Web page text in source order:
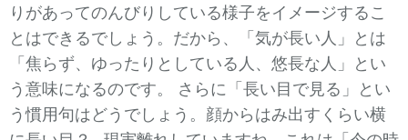
りがあってのんびりしている様子をイメージするこ
とはできるでしょう。だから、「気が長い人」とは
「焦らず、ゆったりとしている人、悠長な人」とい
う意味になるのです。 さらに「長い目で見る」とい
う慣用句はどうでしょう。顔からはみ出すくらい横